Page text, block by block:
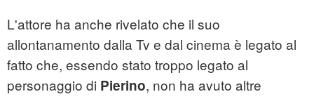
L'attore ha anche rivelato che il suo
allontanamento dalla Tv e dal cinema è legato al
fatto che, essendo stato troppo legato al
personaggio di Pierino, non ha avuto altre